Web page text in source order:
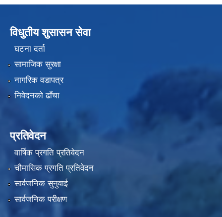
विधुतीय शुसासन सेवा
घटना दर्ता
सामाजिक सुरक्षा
नागरिक वडापत्र
निवेदनको ढाँचा
प्रतिवेदन
वार्षिक प्रगति प्रतिवेदन
चौमासिक प्रगति प्रतिवेदन
सार्वजनिक सुनुवाई
सार्वजनिक परीक्षण